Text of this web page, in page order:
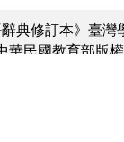
辭典修訂本》臺灣
華民國教育部版